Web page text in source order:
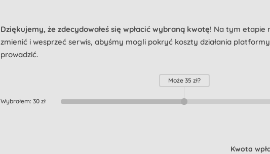
Dziękujemy, że zdecydowałeś się wpłacić wybraną kwotę! Na tym etapie
zmienić i wesprzeć serwis, abyśmy mogli pokryć koszty działania
prowadzić.
Wybrałem: 30 zł
Może 35 zł?
Kwota